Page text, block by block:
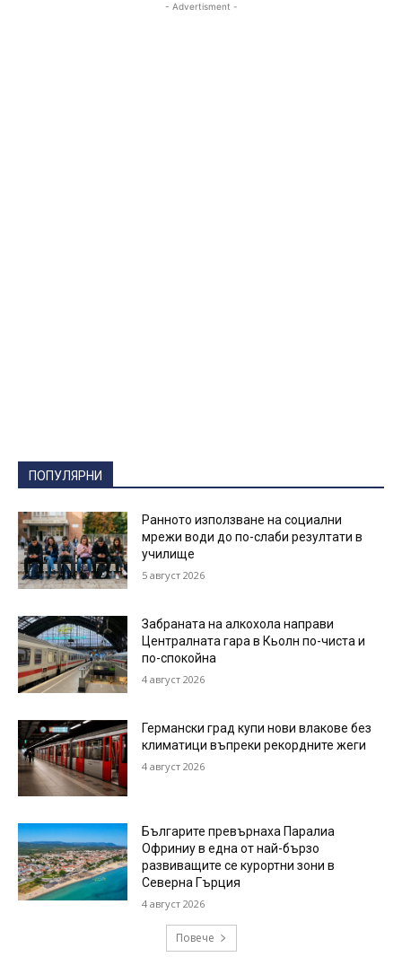
- Advertisment -
ПОПУЛЯРНИ
Ранното използване на социални
мрежи води до по-слаби резултати в
училище
5 август 2026
Забраната на алкохола направи
Централната гара в Кьолн по-чиста и
по-спокойна
4 август 2026
Германски град купи нови влакове без
климатици въпреки рекордните жеги
4 август 2026
Българите превърнаха Паралиа
Офриниу в една от най-бързо
развиващите се курортни зони в
Северна Гърция
4 август 2026
Повече